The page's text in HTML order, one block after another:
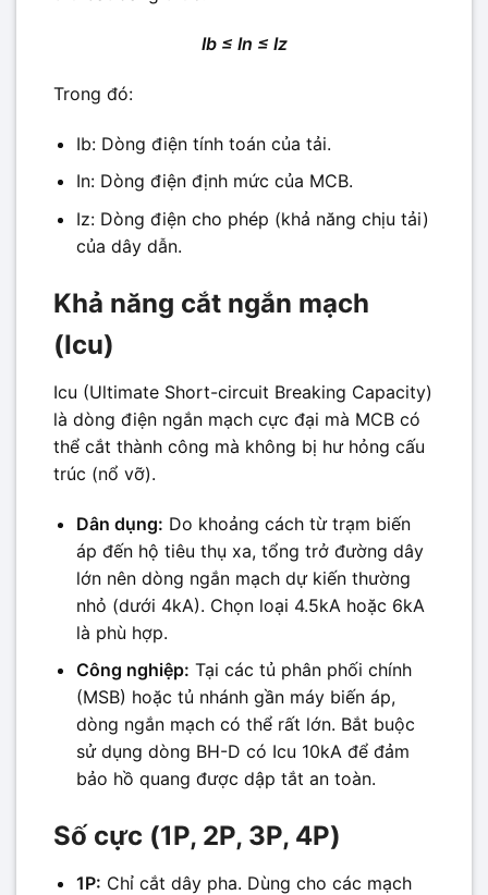
Ib ≤ In ≤ Iz
Trong đó:
Ib: Dòng điện tính toán của tải.
In: Dòng điện định mức của MCB.
Iz: Dòng điện cho phép (khả năng chịu tải)
của dây dẫn.
Khả năng cắt ngắn mạch
(Icu)
Icu (Ultimate Short-circuit Breaking Capacity)
là dòng điện ngắn mạch cực đại mà MCB có
thể cắt thành công mà không bị hư hỏng cấu
trúc (nổ vỡ).
Dân dụng: Do khoảng cách từ trạm biến
áp đến hộ tiêu thụ xa, tổng trở đường dây
lớn nên dòng ngắn mạch dự kiến thường
nhỏ (dưới 4kA). Chọn loại 4.5kA hoặc 6kA
là phù hợp.
Công nghiệp: Tại các tủ phân phối chính
(MSB) hoặc tủ nhánh gần máy biến áp,
dòng ngắn mạch có thể rất lớn. Bắt buộc
sử dụng dòng BH-D có Icu 10kA để đảm
bảo hồ quang được dập tắt an toàn.
Số cực (1P, 2P, 3P, 4P)
1P: Chỉ cắt dây pha. Dùng cho các mạch